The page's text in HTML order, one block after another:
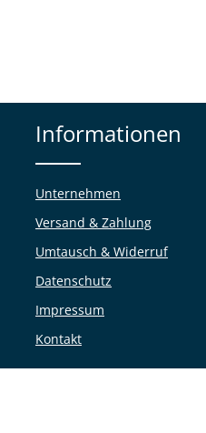
Informationen
Unternehmen
Versand & Zahlung
Umtausch & Widerruf
Datenschutz
Impressum
Kontakt